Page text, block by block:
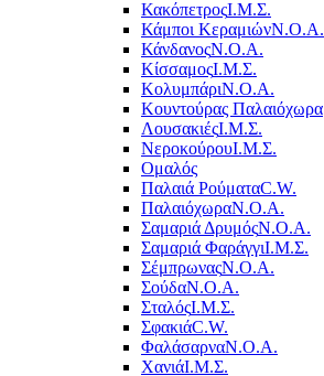
ΚακόπετροςΙ.Μ.Σ.
Κάμποι ΚεραμιώνΝ.Ο.Α.
ΚάνδανοςΝ.Ο.Α.
ΚίσσαμοςΙ.Μ.Σ.
ΚολυμπάριΝ.Ο.Α.
Κουντούρας Παλαιόχωρα
ΛουσακιέςΙ.Μ.Σ.
ΝεροκούρουΙ.Μ.Σ.
Ομαλός
Παλαιά ΡούματαC.W.
ΠαλαιόχωραΝ.Ο.Α.
Σαμαριά ΔρυμόςΝ.Ο.Α.
Σαμαριά ΦαράγγιΙ.Μ.Σ.
ΣέμπρωναςΝ.Ο.Α.
ΣούδαΝ.Ο.Α.
ΣταλόςΙ.Μ.Σ.
ΣφακιάC.W.
ΦαλάσαρναΝ.Ο.Α.
ΧανιάΙ.Μ.Σ.